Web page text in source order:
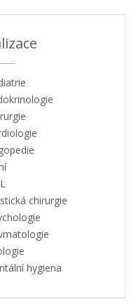
chirurgie
hygiena